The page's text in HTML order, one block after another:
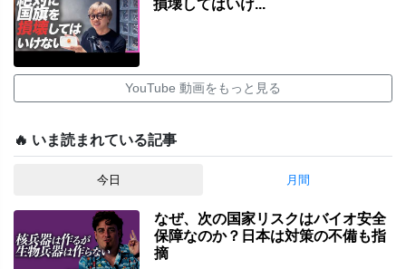
損壊してはいけ...
YouTube 動画をもっと見る
🔥 いま読まれている記事
今日 月間
なぜ、次の国家リスクはバイオ安全
保障なのか？日本は対策の不備も指
摘